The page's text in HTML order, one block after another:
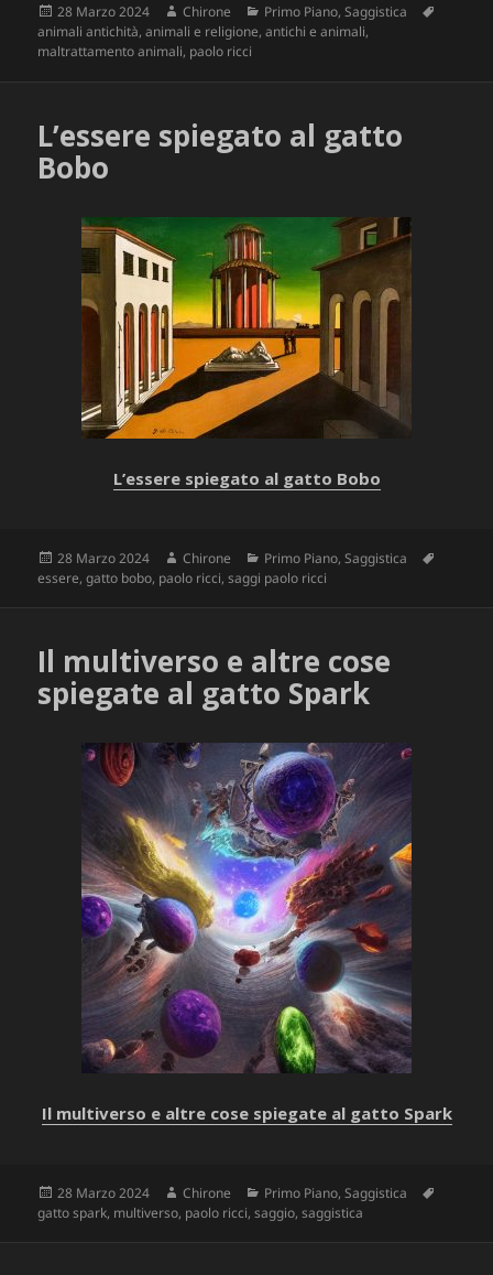
Scritto
il
28 Marzo 2024 Autore
Chirone Categorie
Primo Piano,Saggistica
animali antichità,animali e religione,antichi e animali,
maltrattamento animali, paolo ricci
L’essere spiegato al gatto
Bobo
L’essere spiegato al gatto Bobo
Scritto
il
28 Marzo 2024 Autore
Chirone Categorie
Primo Piano,Saggistica
essere,gatto bobo, paolo ricci,saggi paolo ricci
Il multiverso e altre cose
spiegate al gatto Spark
Il multiverso e altre cose spiegate al gatto Spark
Scritto
il
28 Marzo 2024 Autore
Chirone Categorie
Primo Piano,Saggistica
gatto spark, multiverso, paolo ricci,saggio,saggistica